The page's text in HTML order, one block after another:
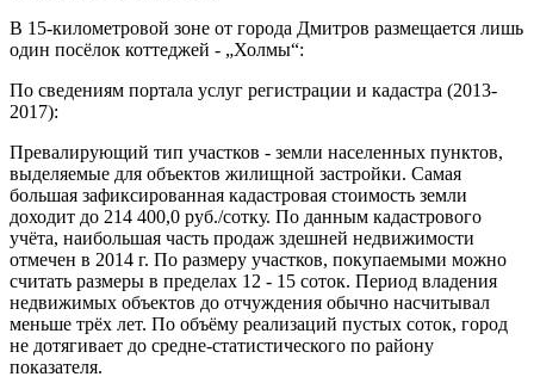
В 15-километровой зоне от города Дмитров размещается лишь
один посёлок коттеджей - „Холмы“:
По сведениям портала услуг регистрации и кадастра (2013-
2017):
Превалирующий тип участков - земли населенных пунктов,
выделяемые для объектов жилищной застройки. Самая
большая зафиксированная кадастровая стоимость земли
доходит до 214 400,0 руб./сотку. По данным кадастрового
учёта, наибольшая часть продаж здешней недвижимости
отмечен в 2014 г. По размеру участков, покупаемыми можно
считать размеры в пределах 12 - 15 соток. Период владения
недвижимых объектов до отчуждения обычно насчитывал
меньше трёх лет. По объёму реализаций пустых соток, город
не дотягивает до средне-статистического по району
показателя.